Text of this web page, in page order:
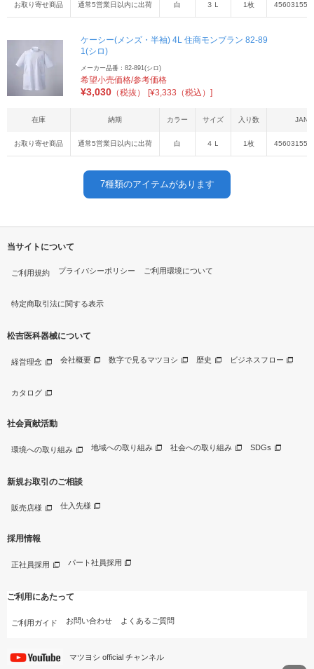
お取り寄せ商品 通常5営業日以内に出荷 白 ３Ｌ 1枚
ケーシー(メンズ・半袖) 4L 住商モンブラン 82-89
1(シロ)
メーカー品番：82-891(シロ)
希望小売価格/参考価格
¥3,030 （税抜） [¥3,333（税込）]
在庫 納期 カラー サイズ 入り数 JAN
お取り寄せ商品 通常5営業日以内に出荷 白 ４Ｌ 1枚
7種類のアイテムがあります
当サイトについて
ご利用規約 プライバシーポリシー ご利用環境について
特定商取引法に関する表示
松吉医科器械について
経営理念 会社概要 数字で見るマツヨシ 歴史 ビジネスフロー
カタログ
社会貢献活動
環境への取り組み 地域への取り組み 社会への取り組み SDGs
新規お取引のご相談
販売店様 仕入先様
採用情報
正社員採用 パート社員採用
ご利用にあたって
ご利用ガイド お問い合わせ よくあるご質問
マツヨシ official チャンネル